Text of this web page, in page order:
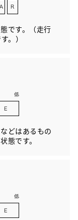
です。（走行
。）
どはあるもの
態です。